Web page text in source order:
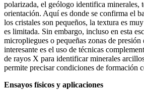
polarizada, el geólogo identifica minerales,
orientación. Aquí es donde se confirma el
los cristales son pequeños, la textura es
es limitada. Sin embargo, incluso en esta
micropliegues o pequeñas zonas de
interesante es el uso de técnicas
de rayos X para identificar minerales
permite precisar condiciones de formación
Ensayos físicos y aplicaciones